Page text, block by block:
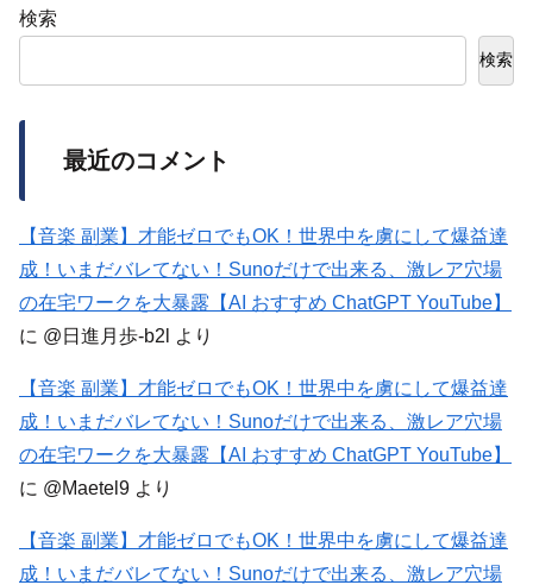
検索
検索
最近のコメント
【音楽 副業】才能ゼロでもOK！世界中を虜にして爆益達
成！いまだバレてない！Sunoだけで出来る、激レア穴場
の在宅ワークを大暴露【AI おすすめ ChatGPT YouTube】
に @日進月歩-b2l より
【音楽 副業】才能ゼロでもOK！世界中を虜にして爆益達
成！いまだバレてない！Sunoだけで出来る、激レア穴場
の在宅ワークを大暴露【AI おすすめ ChatGPT YouTube】
に @Maetel9 より
【音楽 副業】才能ゼロでもOK！世界中を虜にして爆益達
成！いまだバレてない！Sunoだけで出来る、激レア穴場